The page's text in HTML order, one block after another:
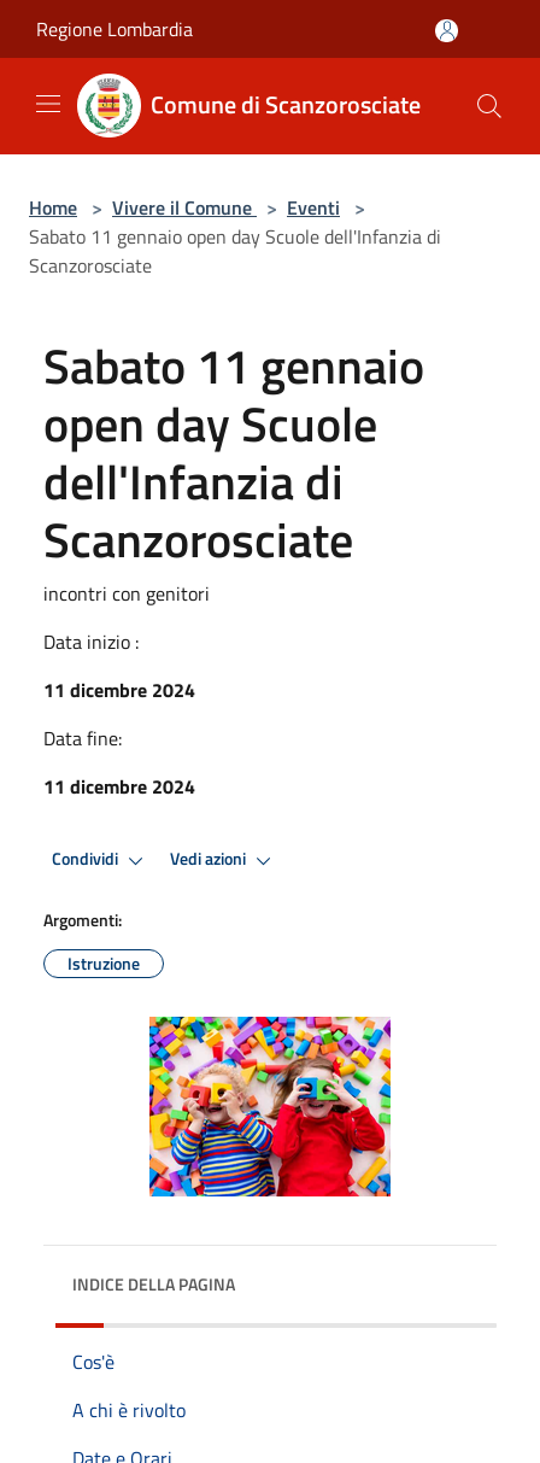
Regione Lombardia
Comune di Scanzorosciate
Home > Vivere il Comune > Eventi >
Sabato 11 gennaio open day Scuole dell'Infanzia di
Scanzorosciate
Sabato 11 gennaio
open day Scuole
dell'Infanzia di
Scanzorosciate
incontri con genitori
Data inizio :
11 dicembre 2024
Data fine:
11 dicembre 2024
Condividi Vedi azioni
Argomenti:
Istruzione
INDICE DELLA PAGINA
Cos'è
A chi è rivolto